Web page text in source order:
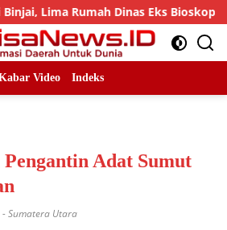
Rumah Dinas Eks Bioskop Ria
Video Indeks
Adat Sumut
Sumatera Utara